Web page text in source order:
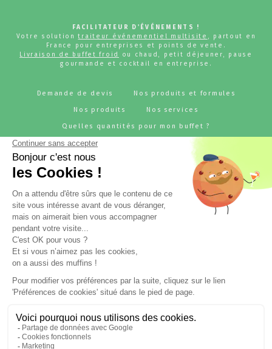
FACILITATEUR D'ÉVÉNEMENTS !
Votre solutiontraiteur événementiel multisite
, partout en
France pour entreprises et points de vente.
Livraison de buffet froid
ou chaud, petit déjeuner, pause
gourmande et cocktail en entreprise.
Demande de devis
Nos produits et formules
Nos produits
Nos services
Quelles quantités pour mon buffet ?
Pourquoi choisir JUJU'S Traiteur ?
Notre métier - traiteur pour entreprise
BLOG - L'actu JUJU'S Traiteur
Rejoignez-nous
RESTONS CONNECTÉS !
Suivez l'actualité de JUJU'S Traiteur